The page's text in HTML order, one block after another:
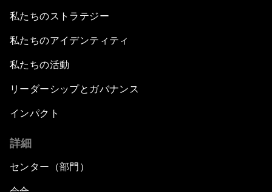
私たちのストラテジー
私たちのアイデンティティ
私たちの活動
リーダーシップとガバナンス
インパクト
詳細
センター（部門）